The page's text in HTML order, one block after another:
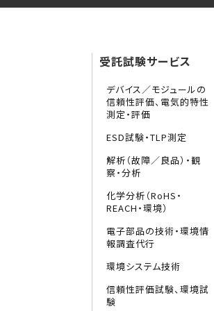
受託試験サービス
デバイス／モジュールの
信頼性評価、電気的特性
測定・評価
ESD試験・TLP測定
解析（故障／良品）・観
察・分析
化学分析（RoHS・
REACH・環境）
電子部品の技術・環境情
報調査代行
環境システム技術
信頼性評価試験、環境試
験